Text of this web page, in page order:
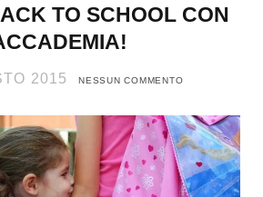
TO SCHOOL CON
2015 NESSUN COMMENTO